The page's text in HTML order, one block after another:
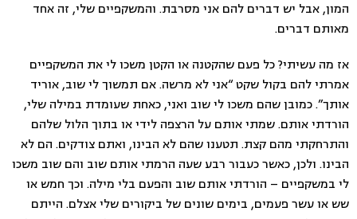
המון, אבל יש דברים להם אני מסרבת. והמשקפיים שלי, זה אחד
מאותם דברים.
אז מה עשיתי? כל פעם שהקטנה או הקטן משכו לי את המשקפיים
אמרתי להם בקול שקט “אני לא מרשה. אם תמשוך לי שוב, אוריד
אותך”. כמובן שהם משכו לי שוב ואני, כאחת שעומדת במילה שלי,
הורדתי אותם. שמתי אותם על הרצפה לידי או בתוך הלול שלהם
והתרחקתי מהם קצת. תטענו שהם לא הבינו, ואתם צודקים. הם לא
הבינו. ולכן, כאשר כעבור רבע שעה הרמתי אותם שוב והם שוב משכו
לי במשקפיים – הורדתי אותם שוב והפעם בלי מילה. וכך חמש או
שש או עשר פעמים, בימים שונים של ביקורים שלי אצלם. הייתם